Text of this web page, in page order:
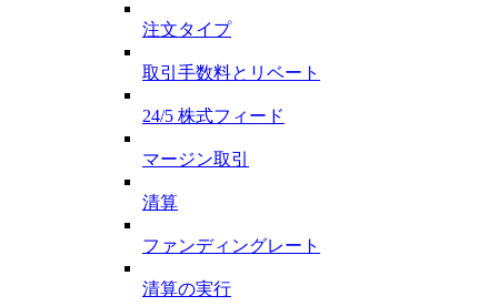
注文タイプ
取引手数料とリベート
24/5 株式フィード
マージン取引
清算
ファンディングレート
清算の実行